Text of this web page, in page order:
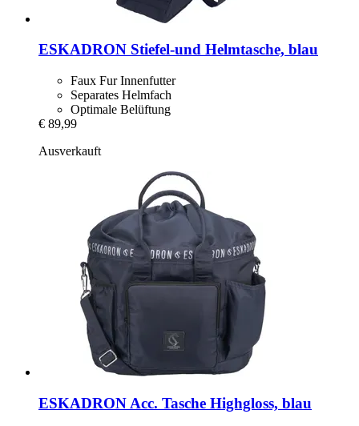
ESKADRON Stiefel-​und Helmtasche, blau
Faux Fur Innenfutter
Separates Helmfach
Optimale Belüftung
€ 89,99
Ausverkauft
ESKADRON Acc. Tasche Highgloss, blau